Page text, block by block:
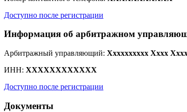
Доступно после регистрации
Информация об арбитражном
Арбитражный управляющий: Xxxxxxxxxx Xxxx
ИНН: XXXXXXXXXXXX
Доступно после регистрации
Документы